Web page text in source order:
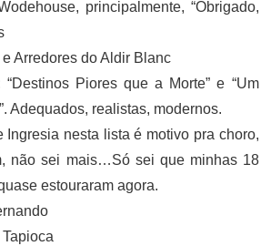
principalmente, “Obrigado,
Arredores do Aldir Blanc
Piores que a Morte” e “Um
Adequados, realistas, modernos.
nesta lista é motivo pra choro,
não sei mais…Só sei que minhas 18
estouraram agora.